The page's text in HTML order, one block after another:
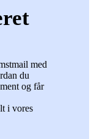
med
du
og får
i vores